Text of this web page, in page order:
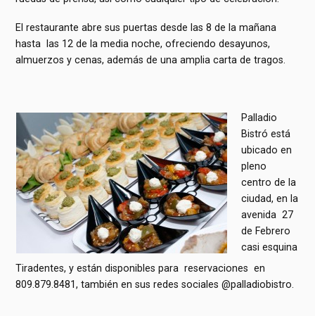
El restaurante abre sus puertas desde las 8 de la mañana
hasta las 12 de la media noche, ofreciendo desayunos,
almuerzos y cenas, además de una amplia carta de tragos.
Palladio
Bistró está
ubicado en
pleno
centro de la
ciudad, en la
avenida 27
de Febrero
casi esquina
Tiradentes, y están disponibles para reservaciones en
809.879.8481, también en sus redes sociales @palladiobistro.